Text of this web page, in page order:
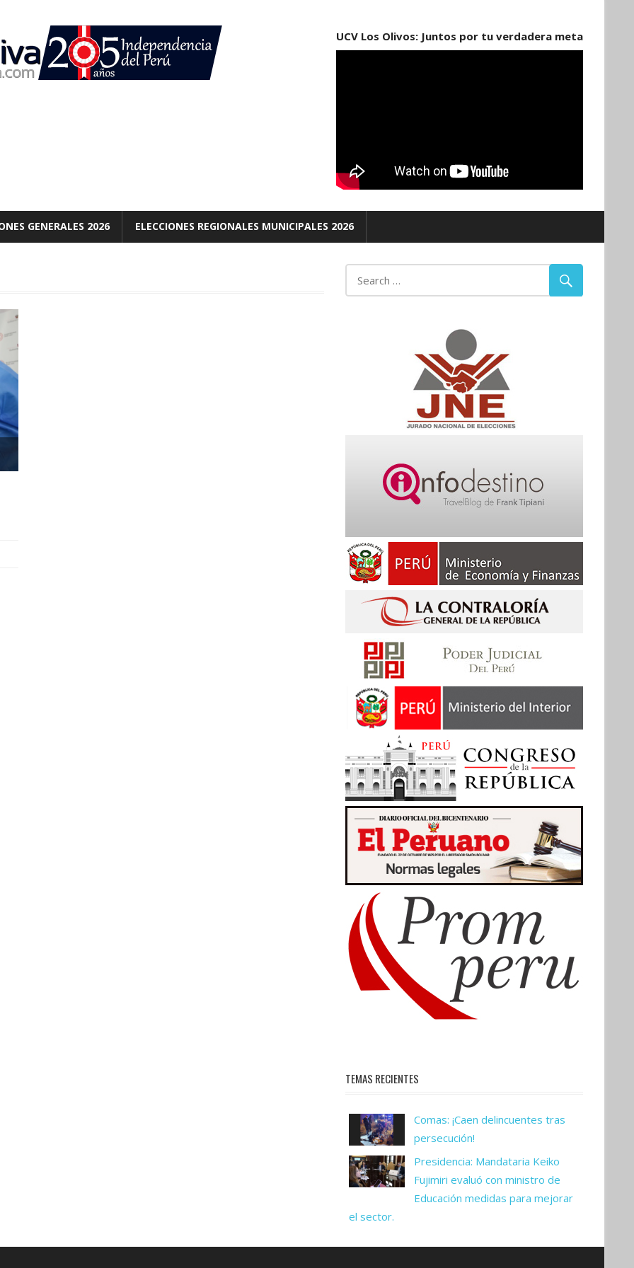
UCV Los Olivos: Juntos por tu verdadera meta
GENERALES 2026 ELECCIONES REGIONALES MUNICIPALES 2026
TEMAS RECIENTES
Comas: ¡Caen delincuentes tras
persecución!
Presidencia: Mandataria Keiko
Fujimiri evaluó con ministro de
Educación medidas para mejorar
el sector.